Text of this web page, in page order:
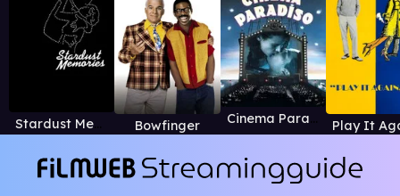
Stardust Memories Bowfinger Cinema Paradiso